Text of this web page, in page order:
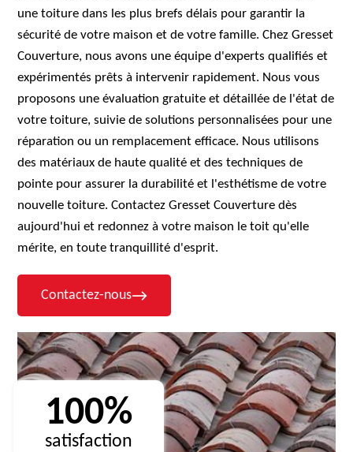
une toiture dans les plus brefs délais pour garantir la
sécurité de votre maison et de votre famille. Chez Gresset
Couverture, nous avons une équipe d'experts qualifiés et
expérimentés prêts à intervenir rapidement. Nous vous
proposons une évaluation gratuite et détaillée de l'état de
votre toiture, suivie de solutions personnalisées pour une
réparation ou un remplacement efficace. Nous utilisons
des matériaux de haute qualité et des techniques de
pointe pour assurer la durabilité et l'esthétisme de votre
nouvelle toiture. Contactez Gresset Couverture dès
aujourd'hui et redonnez à votre maison le toit qu'elle
mérite, en toute tranquillité d'esprit.
Contactez-nous
100%
satisfaction